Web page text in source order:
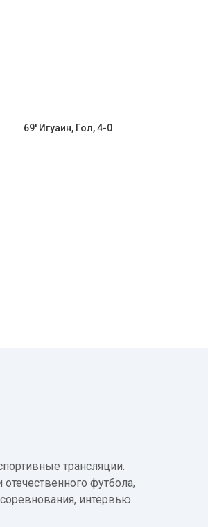
69' Игуаин, Гол, 4-0
трансляции.
футбола,
интервью